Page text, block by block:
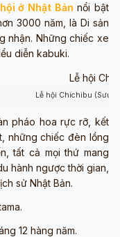
ở Nhật Bản nổi bật
3000 năm, là Di sản
nhận. Những chiếc xe
diễn kabuki.
Lễ hội Chichibu (Sưu
pháo hoa rực rỡ, kết
những chiếc đèn lồng
tất cả mọi thứ mang
hành ngược thời gian,
sử Nhật Bản.
12 hàng năm.